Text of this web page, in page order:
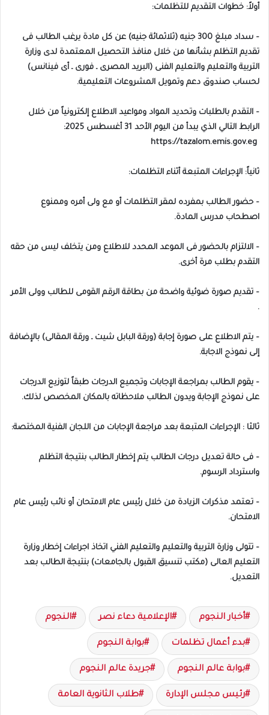
أولاً: خطوات التقديم للتظلمات:
– سداد مبلغ 300 جنيه (ثلاثمائة جنيه) عن كل مادة يرغب الطالب فى
تقديم التظلم بشأنها من خلال منافذ التحصيل المعتمدة لدى وزارة
التربية والتعليم والتعليم الفنى (البريد المصرى ـ فورى ـ أى فينانس)
لحساب صندوق دعم وتمويل المشروعات التعليمية.
– التقدم بالطلبات وتحديد المواد ومواعيد الاطلاع إلكترونياً من خلال
الرابط التالي الذي يبدأ من اليوم الأحد 31 أغسطس 2025:
ثانياً: الإجراءات المتبعة أثناء التظلمات:
– حضور الطالب بمفرده لمقر التظلمات أو مع ولى أمره وممنوع
اصطحاب مدرس المادة.
– الالتزام بالحضور فى الموعد المحدد للاطلاع ومن يتخلف ليس من حقه
التقدم بطلب مرة أخرى.
– تقديم صورة ضوئية واضحة من بطاقة الرقم القومى للطالب وولى الأمر
.
– يتم الاطلاع على صورة إجابة (ورقة البابل شيت ـ ورقة المقالى) بالإضافة
إلى نموذج الاجابة.
– يقوم الطالب بمراجعة الإجابات وتجميع الدرجات طبقاً لتوزيع الدرجات
على نموذج الإجابة ويدون الطالب ملاحظاته بالمكان المخصص لذلك.
ثالثا : الإجراءات المتبعة بعد مراجعة الإجابات من اللجان الفنية المختصة:
– فى حالة تعديل درجات الطالب يتم إخطار الطالب بنتيجة التظلم
واسترداد الرسوم.
– تعتمد مذكرات الزيادة من خلال رئيس عام الامتحان أو نائب رئيس عام
الامتحان.
– تتولى وزارة التربية والتعليم والتعليم الفني اتخاذ اجراءات إخطار وزارة
التعليم العالى (مكتب تنسيق القبول بالجامعات) بنتيجة الطالب بعد
التعديل.
أخبار النجوم الإعلامية دعاء نصر النجوم
بدء أعمال تظلمات بوابة النجوم
بوابة عالم النجوم جريدة عالم النجوم
رئيس مجلس الإدارة طلاب الثانوية العامة